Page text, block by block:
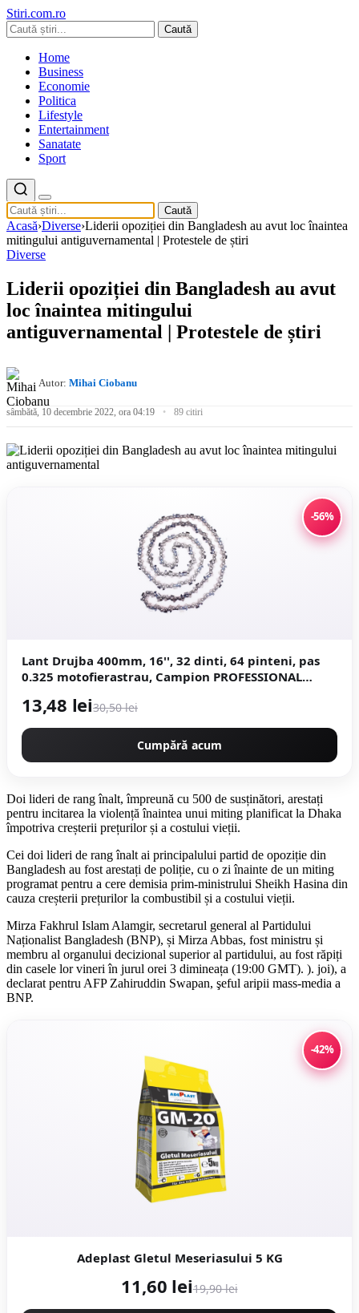
Stiri.com.ro
Caută
Home
Business
Economie
Politica
Lifestyle
Entertainment
Sanatate
Sport
Caută
Acasă›Diverse›Liderii opoziției din Bangladesh au avut loc înaintea
mitingului antiguvernamental | Protestele de știri
Diverse
Liderii opoziției din Bangladesh au avut
loc înaintea mitingului
antiguvernamental | Protestele de știri
Autor: Mihai Ciobanu
sâmbătă, 10 decembrie 2022, ora 04:19 89 citiri
-56%
Lant Drujba 400mm, 16'', 32 dinti, 64 pinteni, pas
0.325 motofierastrau, Campion PROFESSIONAL
13,48 lei30,50 lei
Cumpără acum
Doi lideri de rang înalt, împreună cu 500 de susținători, arestați
pentru incitarea la violență înaintea unui miting planificat la Dhaka
împotriva creșterii prețurilor și a costului vieții.
Cei doi lideri de rang înalt ai principalului partid de opoziție din
Bangladesh au fost arestați de poliție, cu o zi înainte de un miting
programat pentru a cere demisia prim-ministrului Sheikh Hasina din
cauza creșterii prețurilor la combustibil și a costului vieții.
Mirza Fakhrul Islam Alamgir, secretarul general al Partidului
Naționalist Bangladesh (BNP), și Mirza Abbas, fost ministru și
membru al organului decizional superior al partidului, au fost răpiți
din casele lor vineri în jurul orei 3 dimineața (19:00 GMT). ). joi), a
declarat pentru AFP Zahiruddin Swapan, şeful aripii mass-media a
BNP.
-42%
Adeplast Gletul Meseriasului 5 KG
11,60 lei19,90 lei